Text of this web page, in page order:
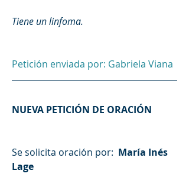
Tiene un linfoma.
Petición enviada por: Gabriela Viana
NUEVA PETICIÓN DE ORACIÓN
Se solicita oración por: María Inés
Lage